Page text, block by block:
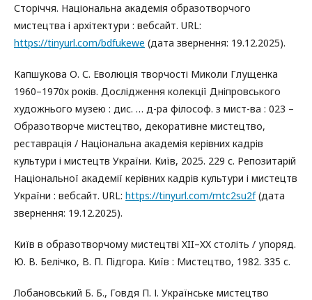
Сторіччя. Національна академія образотворчого
мистецтва і архітектури : вебсайт. URL:
https://tinyurl.com/bdfukewe (дата звернення: 19.12.2025).
Капшукова О. С. Еволюція творчості Миколи Глущенка
1960–1970х років. Дослідження колекції Дніпровського
художнього музею : дис. … д-ра філософ. з мист-ва : 023 –
Образотворче мистецтво, декоративне мистецтво,
реставрація / Національна академія керівних кадрів
культури і мистецтв України. Київ, 2025. 229 с. Репозитарій
Національної академії керівних кадрів культури і мистецтв
України : вебсайт. URL: https://tinyurl.com/mtc2su2f(дата
звернення: 19.12.2025).
Київ в образотворчому мистецтві XII–XX століть / упоряд.
Ю. В. Белічко, В. П. Підгора. Київ : Мистецтво, 1982. 335 с.
Лобановський Б. Б., Говдя П. І. Українське мистецтво